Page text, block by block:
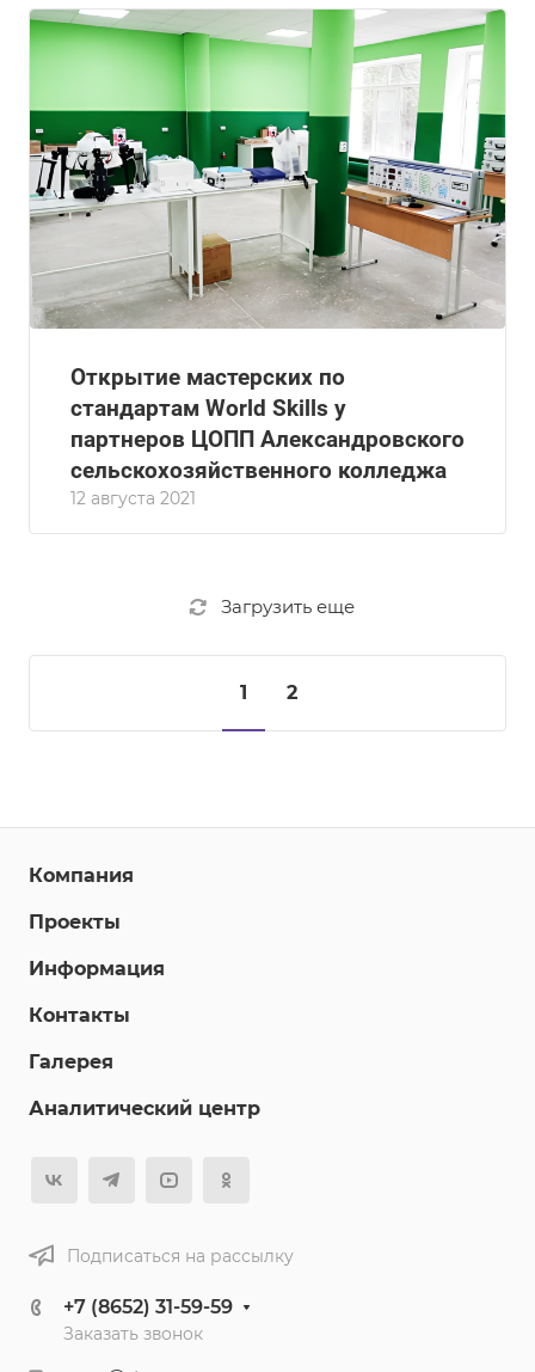
Открытие мастерских по
стандартам World Skills у
партнеров ЦОПП Александровского
сельскохозяйственного колледжа
12 августа 2021
Загрузить еще
1 2
Компания
Проекты
Информация
Контакты
Галерея
Аналитический центр
Подписаться на рассылку
+7 (8652) 31-59-59
Заказать звонок